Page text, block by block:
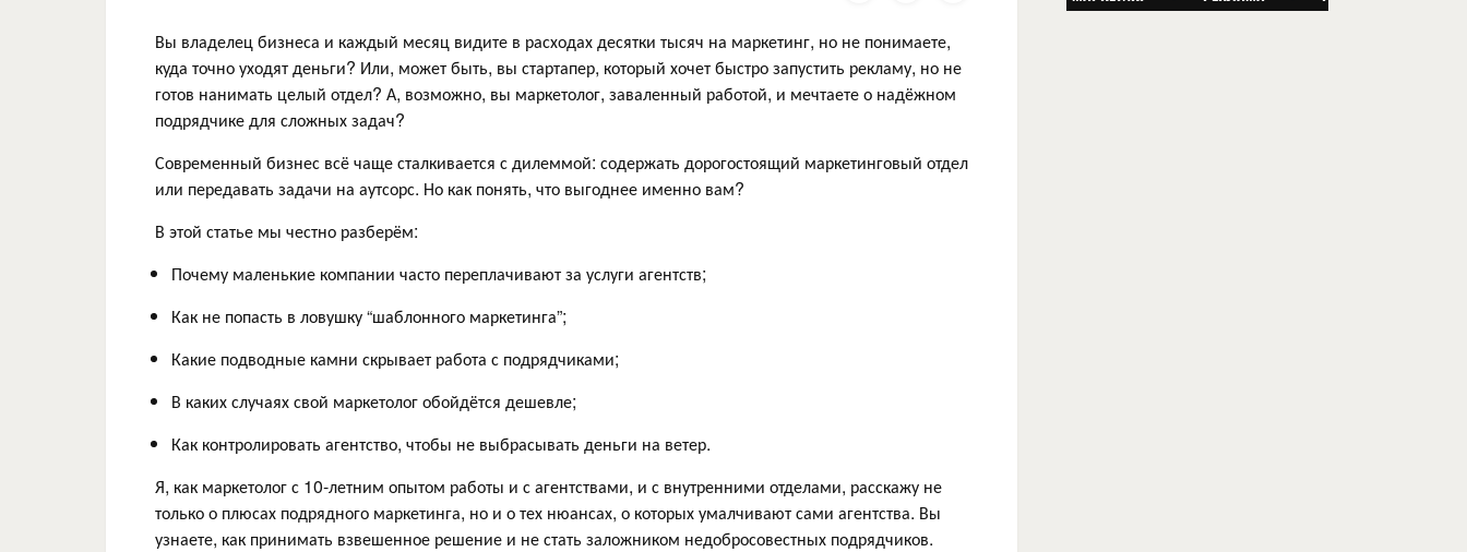
Вы владелец бизнеса и каждый месяц видите в расходах десятки тысяч на маркетинг, но не понимаете,
куда точно уходят деньги? Или, может быть, вы стартапер, который хочет быстро запустить рекламу, но не
готов нанимать целый отдел? А, возможно, вы маркетолог, заваленный работой, и мечтаете о надёжном
подрядчике для сложных задач?
Современный бизнес всё чаще сталкивается с дилеммой: содержать дорогостоящий маркетинговый отдел
или передавать задачи на аутсорс. Но как понять, что выгоднее именно вам?
В этой статье мы честно разберём:
Почему маленькие компании часто переплачивают за услуги агентств;
Как не попасть в ловушку “шаблонного маркетинга”;
Какие подводные камни скрывает работа с подрядчиками;
В каких случаях свой маркетолог обойдётся дешевле;
Как контролировать агентство, чтобы не выбрасывать деньги на ветер.
Я, как маркетолог с 10-летним опытом работы и с агентствами, и с внутренними отделами, расскажу не
только о плюсах подрядного маркетинга, но и о тех нюансах, о которых умалчивают сами агентства. Вы
узнаете, как принимать взвешенное решение и не стать заложником недобросовестных подрядчиков.